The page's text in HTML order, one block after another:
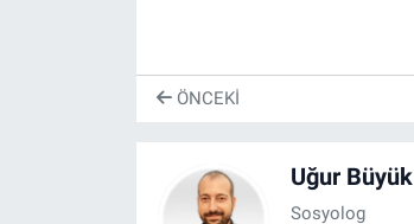
ÖNCEKI
Uğur Büyük
Sosyolog